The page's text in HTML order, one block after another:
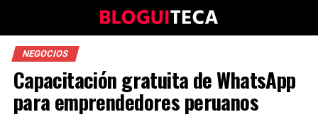
NEGOCIOS
Capacitación gratuita de WhatsApp
para emprendedores peruanos